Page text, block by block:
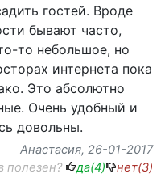
гостей. Вроде
бывают часто,
то небольшое, но
интернета пока
Это абсолютно
Очень удобный и
довольны.
Анастасия, 26-01-2017
полезен?
да(4) нет(3)